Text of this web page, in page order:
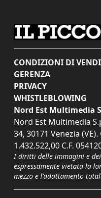
CONDIZIONI DI
GERENZA
PRIVACY
WHISTLEBLOWING
Nord Est Multimedia
Nord Est Multimedia
34, 30171 Venezia
1.432.522,00 C.F.
I diritti delle immagini e
espressamente vietata la
mezzo e l'adattamento